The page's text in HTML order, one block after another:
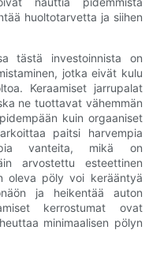
huoltotarvetta ja siihen
tästä investoinnista on
jotka eivät kulu
Keraamiset jarrupalat
ne tuottavat vähemmän
kuin orgaaniset
paitsi harvempia
vanteita, mikä on
arvostettu esteettinen
oleva pöly voi kerääntyä
ja heikentää auton
kerrostumat ovat
minimaalisen pölyn